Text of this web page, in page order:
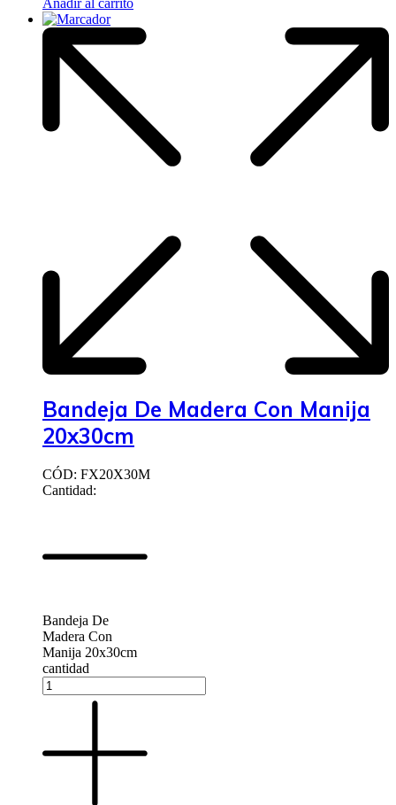
Añadir al carrito
Bandeja De Madera Con Manija
20x30cm
CÓD: FX20X30M
Cantidad:
Bandeja De
Madera Con
Manija 20x30cm
cantidad